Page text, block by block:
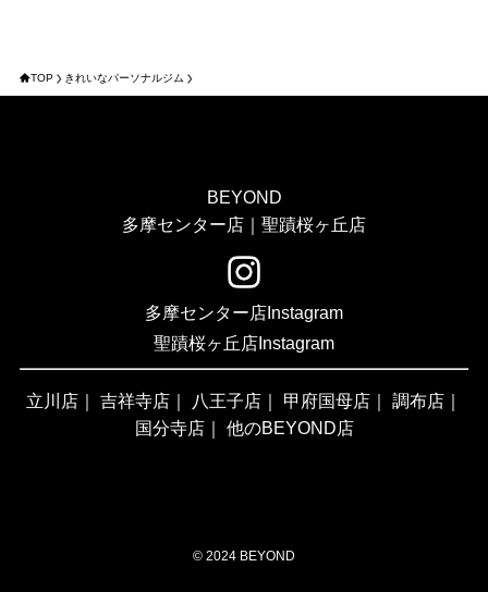
TOP きれいなパーソナルジム
BEYOND
多摩センター店｜聖蹟桜ヶ丘店
多摩センター店Instagram
聖蹟桜ヶ丘店Instagram
立川店 ｜ 吉祥寺店 ｜ 八王子店 ｜ 甲府国母店 ｜ 調布店 ｜
国分寺店｜ 他のBEYOND店
© 2024 BEYOND